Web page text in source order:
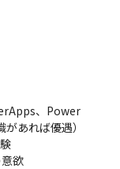
、Power
あれば優遇）
社内関係メンバー
、Power
あれば優遇）
欲